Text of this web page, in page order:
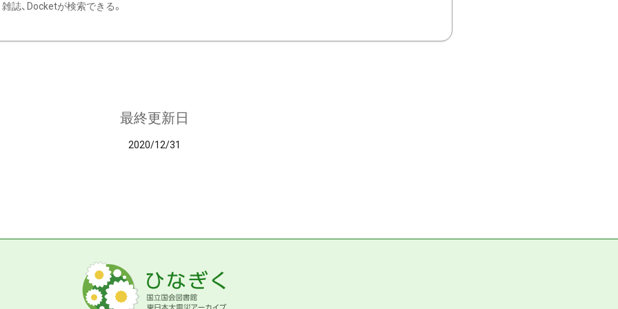
雑誌、Docketが検索できる。
最終更新日
2020/12/31